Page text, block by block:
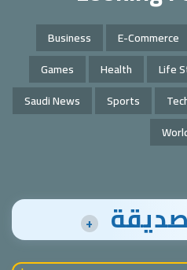
Business E-Commerce
Games
Health Life
Saudi News
Sports
+